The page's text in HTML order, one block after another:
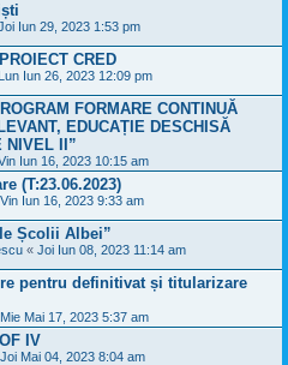
Iun 29, 2023 1:53 pm
CRED
Lun Iun 26, 2023 12:09 pm
FORMARE CONTINUĂ
EDUCAȚIE DESCHISĂ
NIVEL II”
Iun 16, 2023 10:15 am
(T:23.06.2023)
Vin Iun 16, 2023 9:33 am
Școlii Albei”
« Joi Iun 08, 2023 11:14 am
pentru definitivat și titularizare
Mie Mai 17, 2023 5:37 am
IV
Joi Mai 04, 2023 8:04 am